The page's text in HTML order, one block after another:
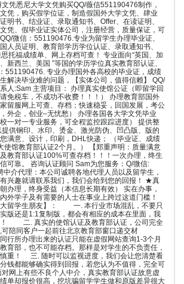
凭悉尼大学文凭购买QQ/薇信551190476制作，
凭，购买假学位证，制造假国外大学文凭、肆业
明书、结业证、录取通知书、Offer、在读证明、
凭、假毕业证实体公司，注册经营，质量保证，可
微信：551190476.专业为留学生办理毕业证、
人员证明、教育部学历学位认证、录取通知书、
托福成绩单、网上存档可查！ 专业面向“英国、加
新西兰、美国 ”等国的学历学位真实教育部认证、
551190476. 专业办理国外各高校的毕业证，成绩
解决毕业难的问题，【实体公司，值得信赖】 QQ/
人:Sam 主营项目： 办理真实使馆公证（即留学回
免税车，不成功不收费！！！） 办理教育部国外
留服网上可查、存档；快速稳妥，回国发展，考公
外企，创业–无忧愁） 办理各国各大学文凭毕业
一对一专业服务，可全程监控跟踪进度） 提供整
供钢印、水印、烫金、激光防伪、凹凸版、版的
满意、设计，印刷，DHL快递； （毕业证、成绩
使馆教育部认证2个月。） 【郑重声明：质量满意
教育部认证100%可查存档！！！一次办理，终生
可靠。 咨询认证顾问 Sam为您服务：Q/微信:
介代理：本公司诚聘各地代理人员以及留学生，
兴趣就请联系我们，我们会给到您的回报！ ★真
办理，终身受益（本信息长期有效） 实在办事，
外学子及有需要的人士在事业上跨过这道门槛！
大留学生朋友】： 一. 本行业市场混乱，不要只
版还是1:1复制版，都会有相应的成本在里面，我
！ 二. 真实的使馆认证及教育部认证，公司完全
陪同客户一起前往北京教育部窗口递交材
行所办理出来的认证只能在虚假网站查询1-3个月
育部，也不可能存档。那样是对学生的不负责任，
重！ 三. 随时可以监视进度，我们会让您清楚看
钱都能够确实得到回报，若您认为不值得，完全可
对网上有些不良个人中介，真实教育部认证故意虚
单却报价很高，挖坑骗留学学生做和原版差异很大